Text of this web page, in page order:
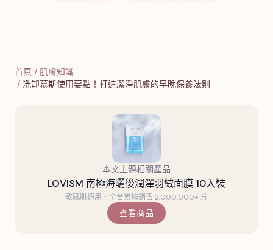
首頁 / 肌膚知識
/ 洗卸慕斯使用要點！打造潔淨肌膚的早晚保養法則
本文主題相關產品
LOVISM 南極海曬後潤澤羽絨面膜 10入裝
敏感肌適用・全台累積銷售 2,000,000+ 片
查看商品